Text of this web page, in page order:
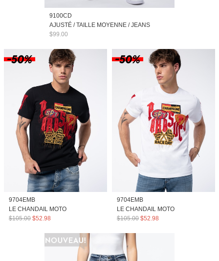
9100CD
AJUSTÉ / TAILLE MOYENNE / JEANS
$99.00
9704EMB
LE CHANDAIL MOTO
$105.00 $52.98
9704EMB
LE CHANDAIL MOTO
$105.00 $52.98